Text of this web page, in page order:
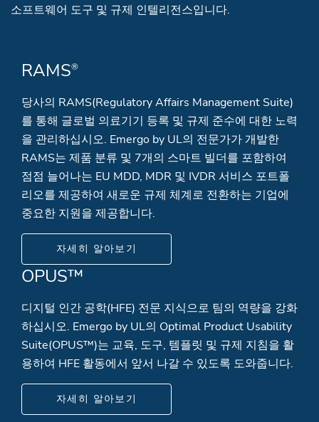
소프트웨어 도구 및 규제 인텔리전스입니다.
RAMS®
당사의 RAMS(Regulatory Affairs Management Suite)
를 통해 글로벌 의료기기 등록 및 규제 준수에 대한 노력
을 관리하십시오. Emergo by UL의 전문가가 개발한
RAMS는 제품 분류 및 7개의 스마트 빌더를 포함하여
점점 늘어나는 EU MDD, MDR 및 IVDR 서비스 포트폴
리오를 제공하여 새로운 규제 체계로 전환하는 기업에
중요한 지원을 제공합니다.
자세히 알아보기
OPUS™
디지털 인간 공학(HFE) 전문 지식으로 팀의 역량을 강화
하십시오. Emergo by UL의 Optimal Product Usability
Suite(OPUS™)는 교육, 도구, 템플릿 및 규제 지침을 활
용하여 HFE 활동에서 앞서 나갈 수 있도록 도와줍니다.
자세히 알아보기